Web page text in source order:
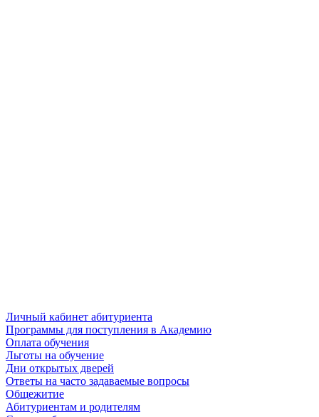
Личный кабинет абитуриента
Программы для поступления в Академию
Оплата обучения
Льготы на обучение
Дни открытых дверей
Ответы на часто задаваемые вопросы
Общежитие
Абитуриентам и родителям